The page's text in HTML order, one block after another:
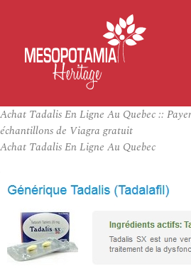
Achat Tadalis En Ligne Au Quebec ::
échantillons de Viagra gratuit
Achat Tadalis En Ligne Au Quebec